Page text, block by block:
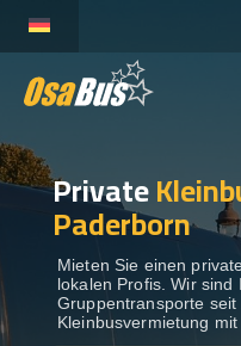
content
BUSVERMIETUNG
REISEZIELE
FLOTTE
Private
Paderborn
Mieten Sie einen
lokalen Profis. Wir sind
Gruppentransporte
Kleinbusvermietung